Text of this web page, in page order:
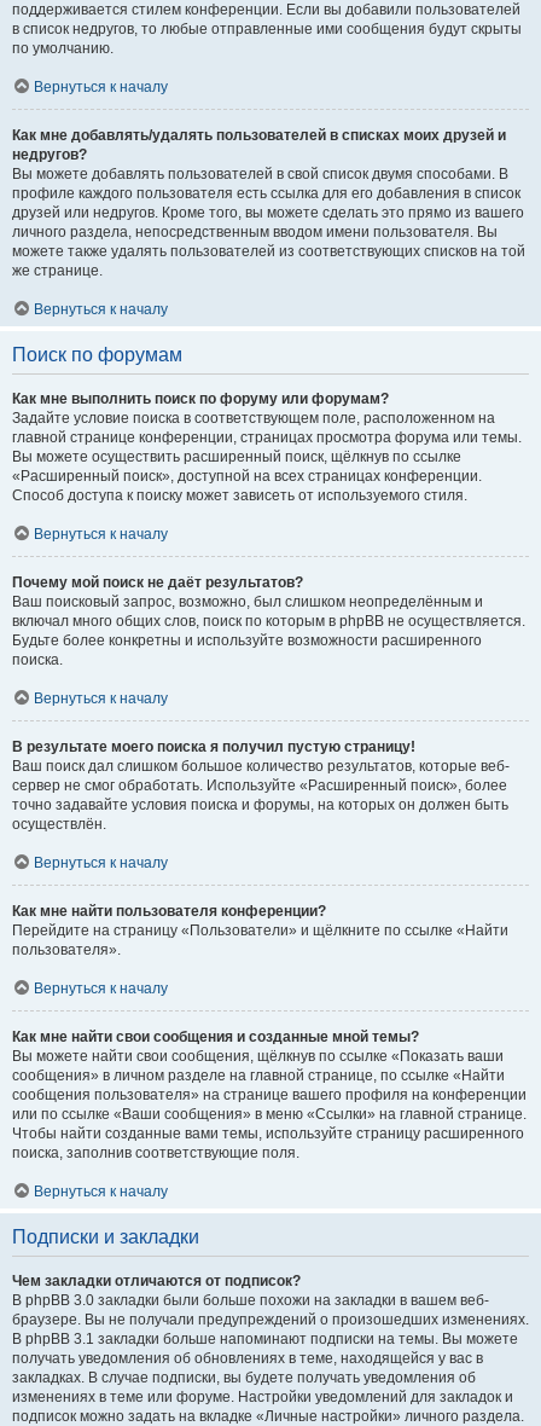
поддерживается стилем конференции. Если вы добавили пользователей
в список недругов, то любые отправленные ими сообщения будут скрыты
по умолчанию.
Вернуться к началу
Как мне добавлять/удалять пользователей в списках моих друзей и
недругов?
Вы можете добавлять пользователей в свой список двумя способами. В
профиле каждого пользователя есть ссылка для его добавления в список
друзей или недругов. Кроме того, вы можете сделать это прямо из вашего
личного раздела, непосредственным вводом имени пользователя. Вы
можете также удалять пользователей из соответствующих списков на той
же странице.
Вернуться к началу
Поиск по форумам
Как мне выполнить поиск по форуму или форумам?
Задайте условие поиска в соответствующем поле, расположенном на
главной странице конференции, страницах просмотра форума или темы.
Вы можете осуществить расширенный поиск, щёлкнув по ссылке
«Расширенный поиск», доступной на всех страницах конференции.
Способ доступа к поиску может зависеть от используемого стиля.
Вернуться к началу
Почему мой поиск не даёт результатов?
Ваш поисковый запрос, возможно, был слишком неопределённым и
включал много общих слов, поиск по которым в phpBB не осуществляется.
Будьте более конкретны и используйте возможности расширенного
поиска.
Вернуться к началу
В результате моего поиска я получил пустую страницу!
Ваш поиск дал слишком большое количество результатов, которые веб-
сервер не смог обработать. Используйте «Расширенный поиск», более
точно задавайте условия поиска и форумы, на которых он должен быть
осуществлён.
Вернуться к началу
Как мне найти пользователя конференции?
Перейдите на страницу «Пользователи» и щёлкните по ссылке «Найти
пользователя».
Вернуться к началу
Как мне найти свои сообщения и созданные мной темы?
Вы можете найти свои сообщения, щёлкнув по ссылке «Показать ваши
сообщения» в личном разделе на главной странице, по ссылке «Найти
сообщения пользователя» на странице вашего профиля на конференции
или по ссылке «Ваши сообщения» в меню «Ссылки» на главной странице.
Чтобы найти созданные вами темы, используйте страницу расширенного
поиска, заполнив соответствующие поля.
Вернуться к началу
Подписки и закладки
Чем закладки отличаются от подписок?
В phpBB 3.0 закладки были больше похожи на закладки в вашем веб-
браузере. Вы не получали предупреждений о произошедших изменениях.
В phpBB 3.1 закладки больше напоминают подписки на темы. Вы можете
получать уведомления об обновлениях в теме, находящейся у вас в
закладках. В случае подписки, вы будете получать уведомления об
изменениях в теме или форуме. Настройки уведомлений для закладок и
подписок можно задать на вкладке «Личные настройки» личного раздела.